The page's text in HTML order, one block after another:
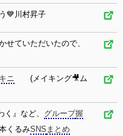
💙川村昇子
せていただいたので、
ニ (メイキング🎥ム
』など、 グループ握
くるみSNS まとめ